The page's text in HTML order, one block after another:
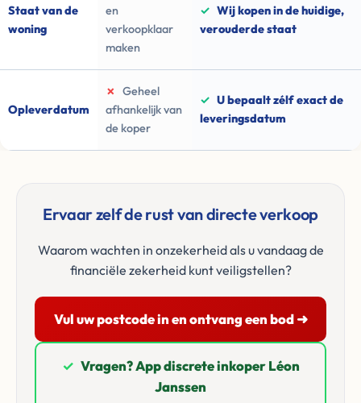
Staat van de
woning
en
verkoopklaar
maken
✓ Wij kopen in de huidige,
verouderde staat
Opleverdatum
✗
Geheel
afhankelijk van
de koper
✓ U bepaalt zélf exact de
leveringsdatum
Ervaar zelf de rust van directe verkoop
Waarom wachten in onzekerheid als u vandaag de
financiële zekerheid kunt veiligstellen?
Vul uw postcode in en ontvang een bod ➜
✓ Vragen? App discrete inkoper Léon
Janssen